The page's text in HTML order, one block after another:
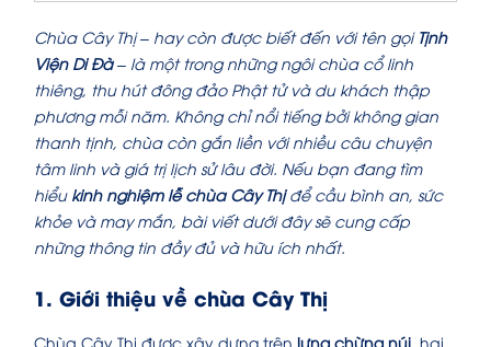
Chùa Cây Thị – hay còn được biết đến với tên gọi Tịnh
Viện Di Đà– là một trong những ngôi chùa cổ linh
thiêng, thu hút đông đảo Phật tử và du khách thập
phương mỗi năm. Không chỉ nổi tiếng bởi không gian
thanh tịnh, chùa còn gắn liền với nhiều câu chuyện
tâm linh và giá trị lịch sử lâu đời. Nếu bạn đang tìm
hiểu kinh nghiệm lễ chùa Cây Thịđể cầu bình an, sức
khỏe và may mắn, bài viết dưới đây sẽ cung cấp
những thông tin đầy đủ và hữu ích nhất.
1. Giới thiệu về chùa Cây Thị
Chùa Cây Thị được xây dựng trên lưng chừng núi, hai